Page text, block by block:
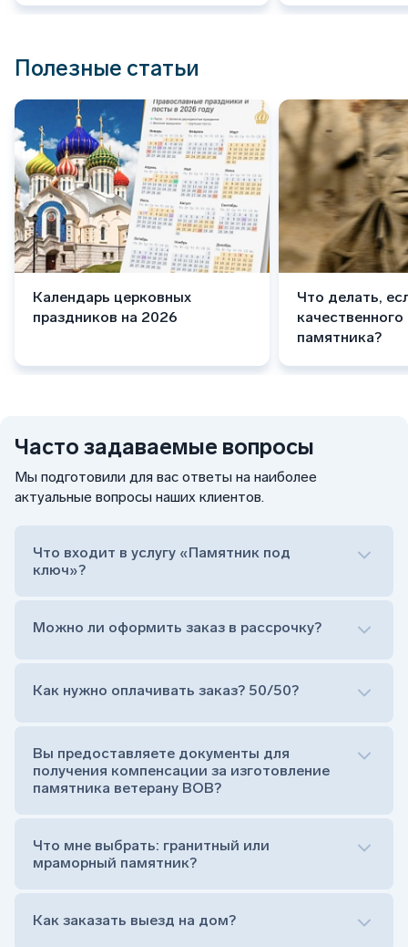
Полезные статьи
Календарь церковных
праздников на 2026
Что делать,
памятника?
Часто задаваемые вопросы
Мы подготовили для вас ответы на наиболее
актуальные вопросы наших клиентов.
Что входит в услугу «Памятник под
ключ»?
Сам комплект памятника:
Тумба (постамент, на который при помощи
штыря устанавливается стела)
Цветник (обрамление могилки, бывает, что
Обработка и сверловка комплекта
Расположение символа веры (крестик или
на символ веры или вовсе портрет не рисовать)
Можно ли оформить заказ в рассрочку?
Как нужно оплачивать заказ? 50/50?
Вы предоставляете документы для
получения компенсации за изготовление
памятника ветерану ВОВ?
Что мне выбрать: гранитный или
мраморный памятник?
Как заказать выезд на дом?